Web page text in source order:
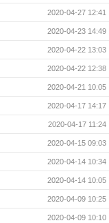
2020-04-27 12:41
2020-04-23 14:49
2020-04-22 13:03
2020-04-22 12:38
2020-04-21 10:05
2020-04-17 14:17
2020-04-17 11:24
2020-04-15 09:03
2020-04-14 10:34
2020-04-14 10:05
2020-04-09 10:25
2020-04-09 10:10